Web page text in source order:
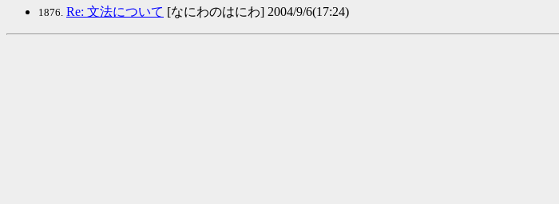
1876. Re: 文法について [なにわのはにわ] 2004/9/6(17:24)